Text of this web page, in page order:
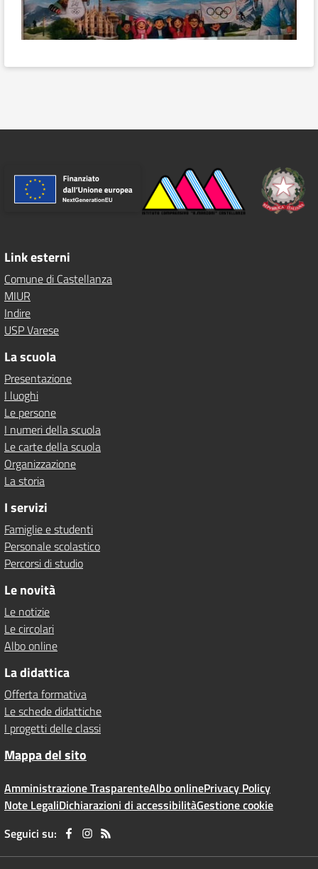
Link esterni
Comune di Castellanza
MIUR
Indire
USP Varese
La scuola
Presentazione
I luoghi
Le persone
I numeri della scuola
Le carte della scuola
Organizzazione
La storia
I servizi
Famiglie e studenti
Personale scolastico
Percorsi di studio
Le novità
Le notizie
Le circolari
Albo online
La didattica
Offerta formativa
Le schede didattiche
I progetti delle classi
Mappa del sito
Amministrazione TrasparenteAlbo onlinePrivacy Policy
Note LegaliDichiarazioni di accessibilitàGestione cookie
Seguici su: